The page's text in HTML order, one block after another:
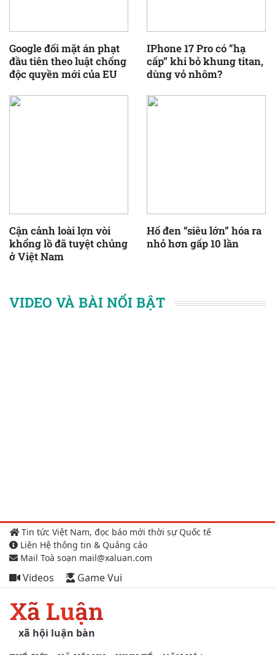
Google đối mặt án phạt
đầu tiên theo luật chống
độc quyền mới của EU
IPhone 17 Pro có “hạ
cấp” khi bỏ khung titan,
dùng vỏ nhôm?
Cận cảnh loài lợn vòi
khổng lồ đã tuyệt chủng
ở Việt Nam
Hố đen “siêu lớn” hóa ra
nhỏ hơn gấp 10 lần
VIDEO VÀ BÀI NỔI BẬT
Tin tức Việt Nam, đọc báo mới thời sự Quốc tế
Liên Hệ thông tin & Quảng cáo
Mail Toà soạn mail@xaluan.com
Videos Game Vui
Xã Luận
xã hội luận bàn